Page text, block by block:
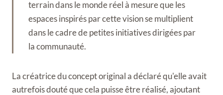
terrain dans le monde réel à mesure que les
espaces inspirés par cette vision se multiplient
dans le cadre de petites initiatives dirigées par
la communauté.
La créatrice du concept original a déclaré qu'elle avait
autrefois douté que cela puisse être réalisé, ajoutant